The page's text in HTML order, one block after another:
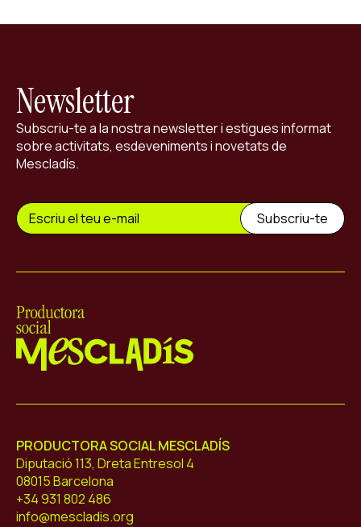
Newsletter
Subscriu-te a la nostra newsletter i estigues informat
sobre activitats, esdeveniments i novetats de
Mescladís.
PRODUCTORA SOCIAL MESCLADÍS
Diputació 113, Dreta Entresol 4
08015 Barcelona
+34 931 802 486
info@mescladis.org